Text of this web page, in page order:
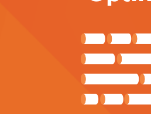
Kit